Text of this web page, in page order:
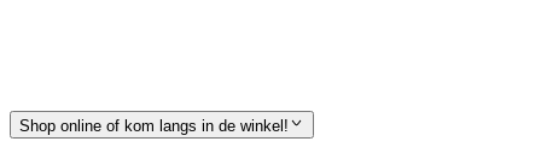
Shop online of kom langs in de winkel!